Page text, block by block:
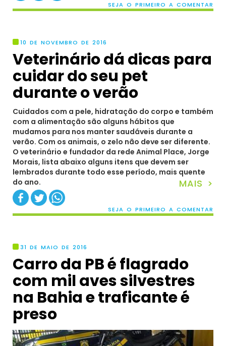
SEJA O PRIMEIRO A COMENTAR
10 DE NOVEMBRO DE 2016
Veterinário dá dicas para
cuidar do seu pet
durante o verão
Cuidados com a pele, hidratação do corpo e também
com a alimentação são alguns hábitos que
mudamos para nos manter saudáveis durante a
verão. Com os animais, o zelo não deve ser diferente.
O veterinário e fundador da rede Animal Place, Jorge
Morais, lista abaixo alguns itens que devem ser
lembrados durante todo esse período, mais quente
do ano.
MAIS >
SEJA O PRIMEIRO A COMENTAR
31 DE MAIO DE 2016
Carro da PB é flagrado
com mil aves silvestres
na Bahia e traficante é
preso